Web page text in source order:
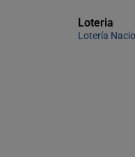
Loteria
Lotería